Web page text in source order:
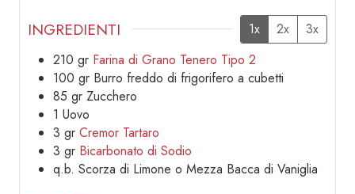
INGREDIENTI 1x 2x
3x
210 gr Farina di Grano Tenero Tipo 2
100 gr Burro freddo di frigorifero a cubetti
85 gr Zucchero
1 Uovo
3 gr Cremor Tartaro
3 gr Bicarbonato di Sodio
q.b. Scorza di Limone o Mezza Bacca di Vaniglia